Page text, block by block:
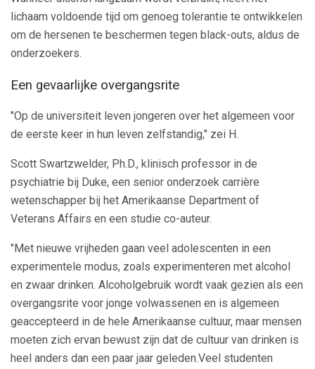
lichaam voldoende tijd om genoeg tolerantie te ontwikkelen
om de hersenen te beschermen tegen black-outs, aldus de
onderzoekers.
Een gevaarlijke overgangsrite
"Op de universiteit leven jongeren over het algemeen voor
de eerste keer in hun leven zelfstandig," zei H.
Scott Swartzwelder, Ph.D., klinisch professor in de
psychiatrie bij Duke, een senior onderzoek carrière
wetenschapper bij het Amerikaanse Department of
Veterans Affairs en een studie co-auteur.
"Met nieuwe vrijheden gaan veel adolescenten in een
experimentele modus, zoals experimenteren met alcohol
en zwaar drinken. Alcoholgebruik wordt vaak gezien als een
overgangsrite voor jonge volwassenen en is algemeen
geaccepteerd in de hele Amerikaanse cultuur, maar mensen
moeten zich ervan bewust zijn dat de cultuur van drinken is
heel anders dan een paar jaar geleden.Veel studenten